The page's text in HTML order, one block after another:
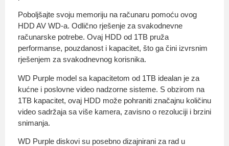
Poboljšajte svoju memoriju na računaru pomoću ovog
HDD AV WD-a. Odlično rješenje za svakodnevne
računarske potrebe. Ovaj HDD od 1TB pruža
performanse, pouzdanost i kapacitet, što ga čini izvrsnim
rješenjem za svakodnevnog korisnika.
WD Purple model sa kapacitetom od 1TB idealan je za
kućne i poslovne video nadzorne sisteme. S obzirom na
1TB kapacitet, ovaj HDD može pohraniti značajnu količinu
video sadržaja sa više kamera, zavisno o rezoluciji i brzini
snimanja.
WD Purple diskovi su posebno dizajnirani za rad u
Uvjeti i odredbe